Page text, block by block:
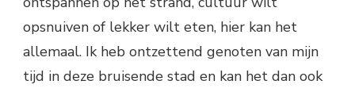
opsnuiven of lekker wilt eten, hier kan het
allemaal. Ik heb ontzettend genoten van mijn
tijd in deze bruisende stad en kan het dan ook